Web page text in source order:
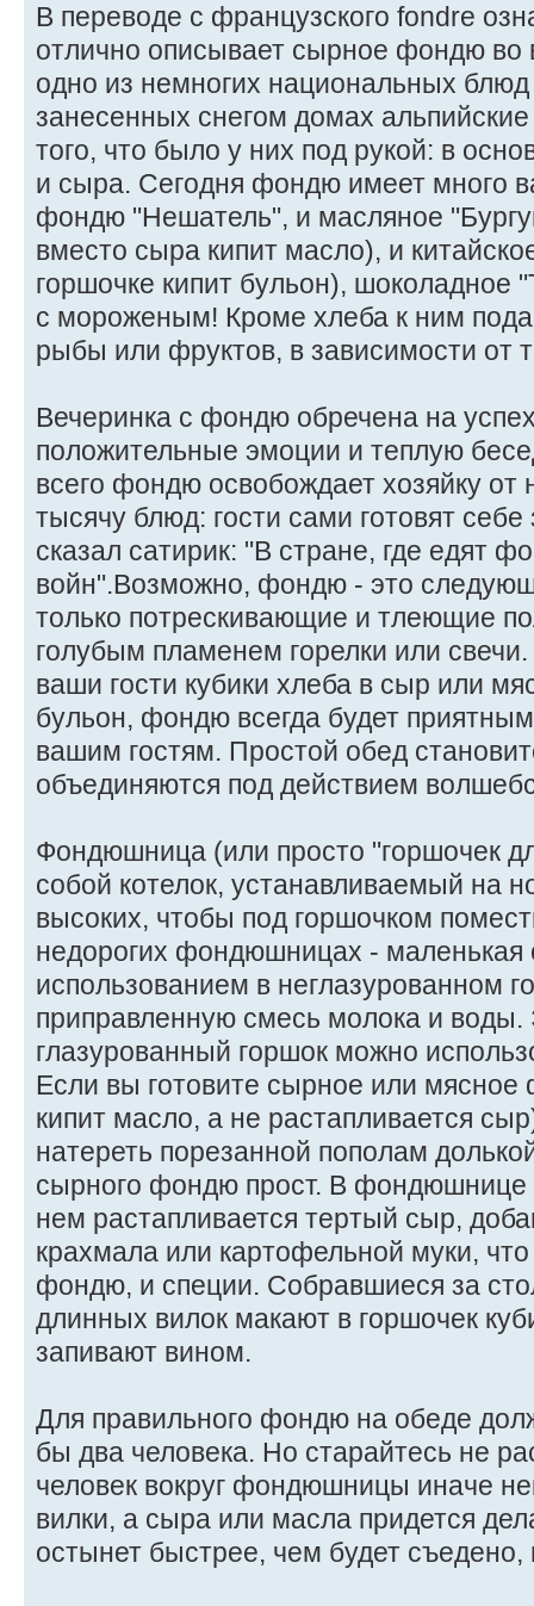
В переводе с французского fondre
отлично описывает сырное фондю во
одно из немногих национальных
занесенных снегом домах
того, что было у них под рукой: в
и сыра. Сегодня фондю имеет много
фондю "Нешатель", и масляное
вместо сыра кипит масло), и
горшочке кипит бульон),
с мороженым! Кроме хлеба к ним
рыбы или фруктов, в зависимости от
Вечеринка с фондю обречена на
положительные эмоции и теплую
всего фондю освобождает хозяйку от
тысячу блюд: гости сами готовят
сказал сатирик: "В стране, где едят
войн".Возможно, фондю - это
только потрескивающие и тлеющие
голубым пламенем горелки или
ваши гости кубики хлеба в сыр или
бульон, фондю всегда будет
вашим гостям. Простой обед
объединяются под действием
Фондюшница (или просто "горшочек
собой котелок, устанавливаемый на
высоких, чтобы под горшочком
недорогих фондюшницах -
использованием в неглазурованном
приправленную смесь молока и
глазурованный горшок можно
Если вы готовите сырное или мясное
кипит масло, а не растапливается
натереть порезанной пополам
сырного фондю прост. В фондюшнице
нем растапливается тертый сыр,
крахмала или картофельной муки,
фондю, и специи. Собравшиеся за
длинных вилок макают в горшочек
запивают вином.
Для правильного фондю на обеде
бы два человека. Но старайтесь не
человек вокруг фондюшницы иначе
вилки, а сыра или масла придется
остынет быстрее, чем будет съедено,